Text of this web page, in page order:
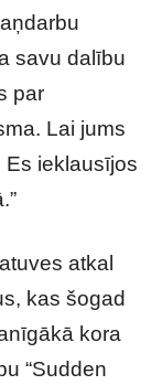
savu dalību
par
Lai jums
ieklausījos
atkal
kas šogad
kora
“Sudden